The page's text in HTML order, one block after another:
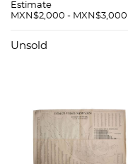
LONDON, Ca. 1860.
coloreado, 34 x 50
Estimate
MXN$2,000 - MXN$3,000
Unsold